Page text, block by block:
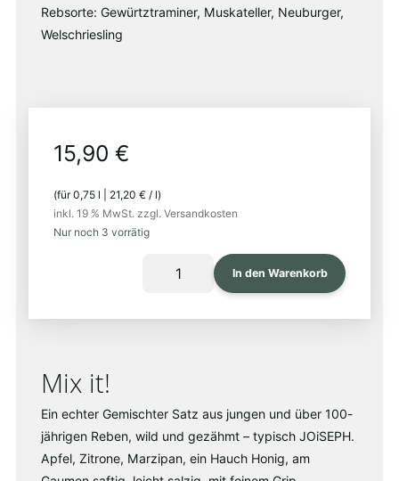
Rebsorte: Gewürtztraminer, Muskateller, Neuburger,
Welschriesling
15,90 €
(für0,75 l 21,20 € / l)
inkl. 19 % MwSt. zzgl. Versandkosten
Nur noch 3 vorrätig
MISCHKULTUR
In den Warenkorb
Mix it!
Ein echter Gemischter Satz aus jungen und über 100-
jährigen Reben, wild und gezähmt – typisch JOiSEPH.
Apfel, Zitrone, Marzipan, ein Hauch Honig, am